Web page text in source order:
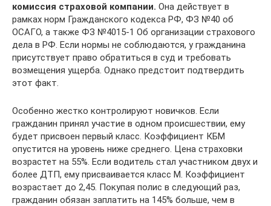
комиссия страховой компании. Она действует в
рамках норм Гражданского кодекса РФ, ФЗ №40 об
ОСАГО, а также ФЗ №4015-1 Об организации страхового
дела в РФ. Если нормы не соблюдаются, у гражданина
присутствует право обратиться в суд и требовать
возмещения ущерба. Однако предстоит подтвердить
этот факт.
Особенно жестко контролируют новичков. Если
гражданин принял участие в одном происшествии, ему
будет присвоен первый класс. Коэффициент КБМ
опустится на уровень ниже среднего. Цена страховки
возрастет на 55%. Если водитель стал участником двух и
более ДТП, ему присваивается класс М. Коэффициент
возрастает до 2,45. Покупая полис в следующий раз,
гражданин обязан заплатить на 145% больше, чем в